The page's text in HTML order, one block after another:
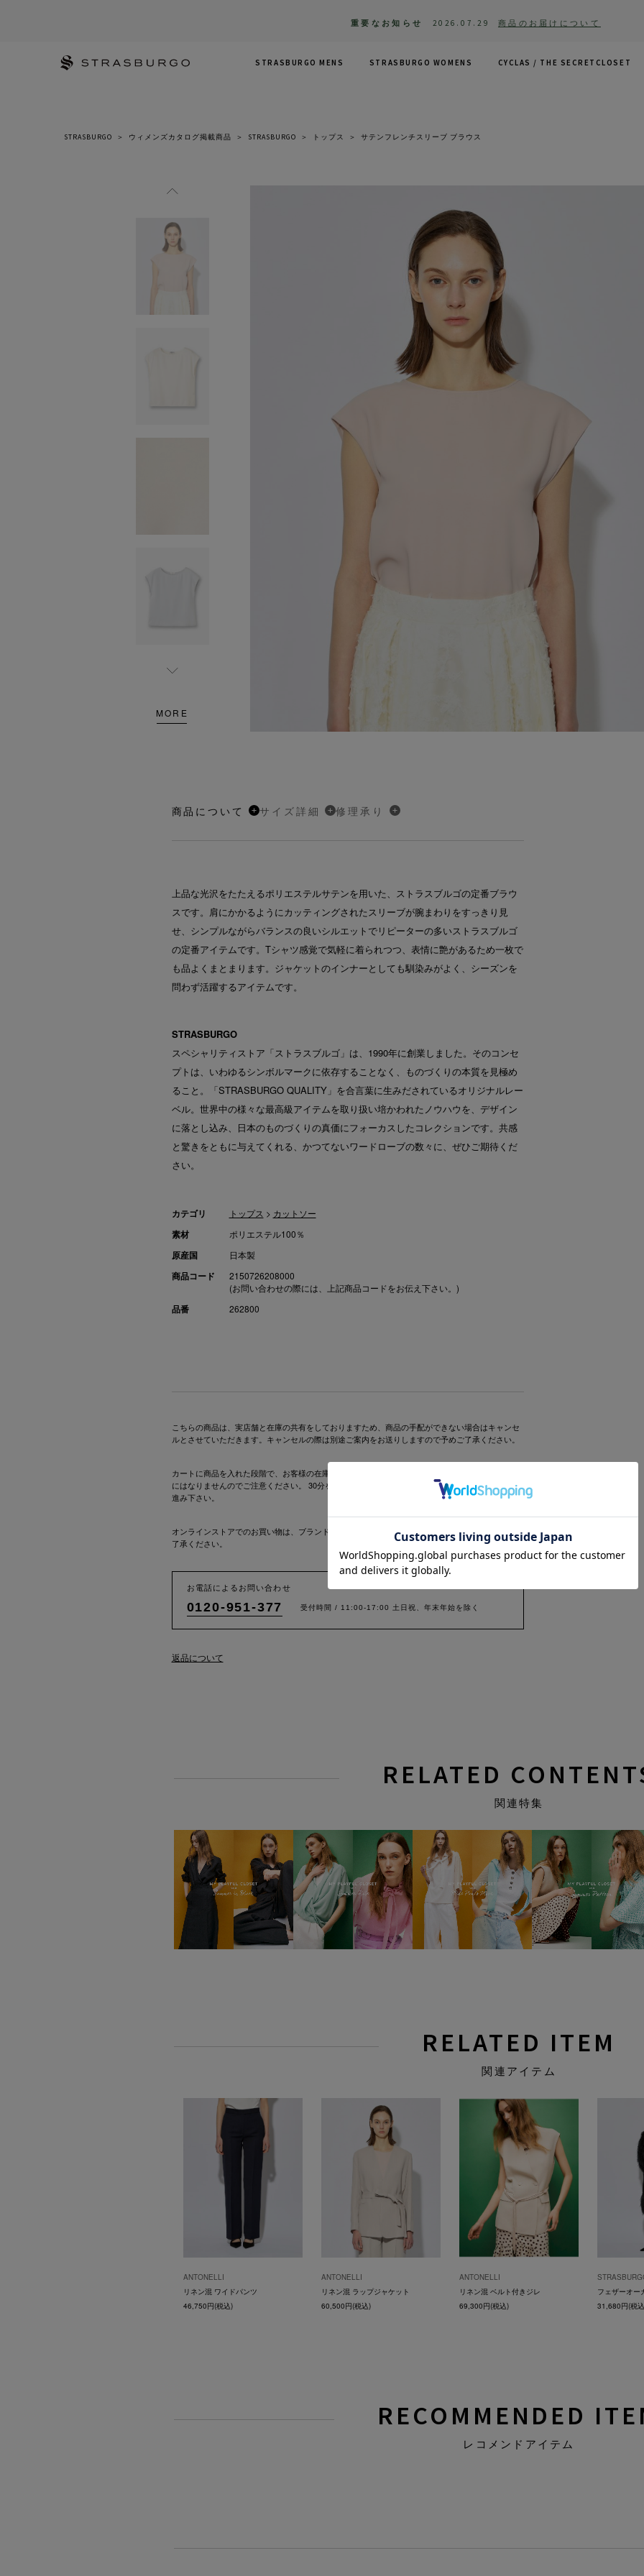
重要なお知らせ 2026.07.29 商品のお届けについて
STRASBURGO MENS STRASBURGO WOMENS CYCLAS / THE SECRETCLOSET
STRASBURGO ＞ ウィメンズカタログ掲載商品 ＞ STRASBURGO ＞ トップス ＞ サテンフレンチスリーブ ブラウス
MORE
商品について サイズ詳細 修理承り
上品な光沢をたたえるポリエステルサテンを用いた、ストラスブルゴの定番ブラウ
スです。肩にかかるようにカッティングされたスリーブが腕まわりをすっきり見
せ、シンプルながらバランスの良いシルエットでリピーターの多いストラスブルゴ
の定番アイテムです。Tシャツ感覚で気軽に着られつつ、表情に艶があるため一枚で
も品よくまとまります。ジャケットのインナーとしても馴染みがよく、シーズンを
問わず活躍するアイテムです。
STRASBURGO
スペシャリティストア「ストラスブルゴ」は、1990年に創業しました。そのコンセ
プトは、いわゆるシンボルマークに依存することなく、ものづくりの本質を見極め
ること。「STRASBURGO QUALITY」を合言葉に生みだされているオリジナルレー
ベル。世界中の様々な最高級アイテムを取り扱い培かわれたノウハウを、デザイン
に落とし込み、日本のものづくりの真価にフォーカスしたコレクションです。共感
と驚きをともに与えてくれる、かつてないワードローブの数々に、ぜひご期待くだ
さい。
カテゴリ トップス > カットソー
素材 ポリエステル100％
原産国 日本製
商品コード
2150726208000
(お問い合わせの際には、上記商品コードをお伝え下さい。)
品番 262800
こちらの商品は、実店舗と在庫の共有をしておりますため、商品の手配ができない場合はキャンセ
ルとさせていただきます。キャンセルの際は別途ご案内をお送りしますので予めご了承ください。
カートに商品を入れた段階で、お客様の在庫は30分間確保されますが、この時点でご購入したこと
にはなりませんのでご注意ください。 30分を過ぎますと確保は解除されますのでお早めにレジにお
進み下さい。
オンラインストアでのお買い物は、ブランドハンガーをお付けすることができませんので、予めご
了承ください。
お電話によるお問い合わせ
0120-951-377 受付時間 / 11:00-17:00 土日祝、年末年始を除く
返品について
RELATED
関連特集
RELATED ITEM
関連アイテム
ANTONELLI
リネン混 ワイドパンツ
46,750円(税込)
ANTONELLI
リネン混 ラップジャケット
60,500円(税込)
ANTONELLI
リネン混 ベルト付きジレ
69,300円(税込)
フェザーオー
31,680円(税
RECOMMENDED
レコメンドアイテム